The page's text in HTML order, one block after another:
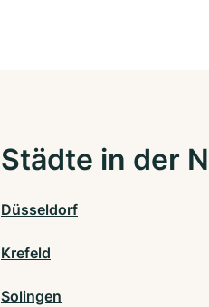
Städte in der
Düsseldorf
Krefeld
Solingen